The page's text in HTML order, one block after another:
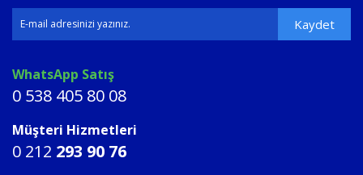
Kaydet
WhatsApp Satış
0 538 405 80 08
Müşteri Hizmetleri
0 212 293 90 76